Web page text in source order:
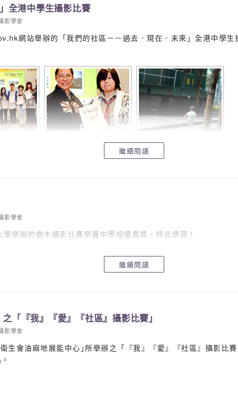
全港中學生攝影比賽
影學會
網站舉辦的「我們的社區－－過去．現在．未來」全港中學
繼續閱讀
影學會
舉辦的樹木攝影比賽榮獲中學組優異獎，特此恭賀！
繼續閱讀
「『我』『愛』『社區』攝影比賽」
影學會
生會油麻地展能中心｣所舉辦之「『我』『愛』『社區』攝影比